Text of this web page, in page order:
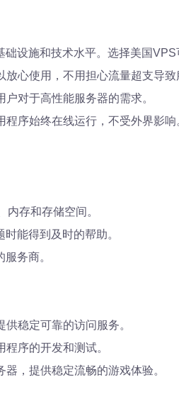
设施和技术水平。选择美国VPS
心使用，不用担心流量超支导致
对于高性能服务器的需求。
序始终在线运行，不受外界影响
存和存储空间。
能得到及时的帮助。
务商。
稳定可靠的访问服务。
序的开发和测试。
，提供稳定流畅的游戏体验。